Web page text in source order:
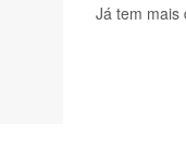
Já tem mais